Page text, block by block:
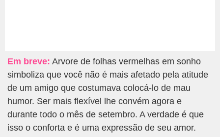
Em breve: Arvore de folhas vermelhas em sonho
simboliza que você não é mais afetado pela atitude
de um amigo que costumava colocá-lo de mau
humor. Ser mais flexível lhe convém agora e
durante todo o mês de setembro. A verdade é que
isso o conforta e é uma expressão de seu amor.